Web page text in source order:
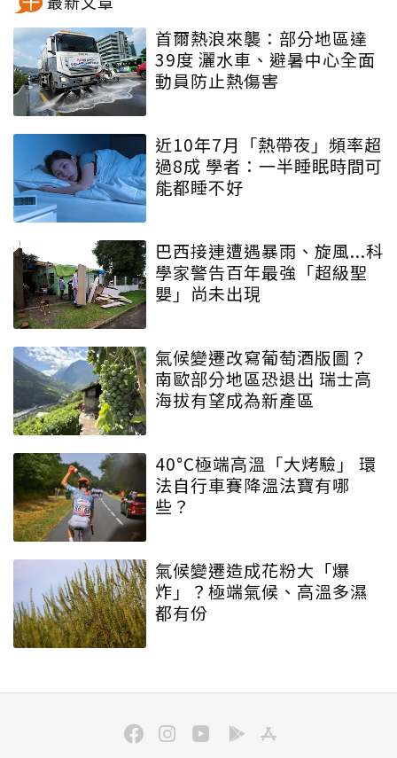
首爾熱浪來襲：部分地區達
39度 灑水車、避暑中心全面
動員防止熱傷害
近10年7月「熱帶夜」頻率超
過8成 學者：一半睡眠時間可
能都睡不好
巴西接連遭遇暴雨、旋風...科
學家警告百年最強「超級聖
嬰」尚未出現
氣候變遷改寫葡萄酒版圖？
南歐部分地區恐退出 瑞士高
海拔有望成為新產區
40°C極端高溫「大烤驗」 環
法自行車賽降溫法寶有哪
些？
氣候變遷造成花粉大「爆
炸」？極端氣候、高溫多濕
都有份